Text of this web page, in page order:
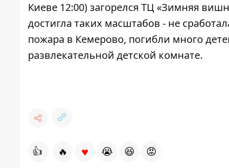
Киеве 12:00) загорелся ТЦ «Зимняя
достигла таких масштабов - не
пожара в Кемерово, погибли много
развлекательной детской комнате.
👍 🔥 ♥ 😭 😆 😡